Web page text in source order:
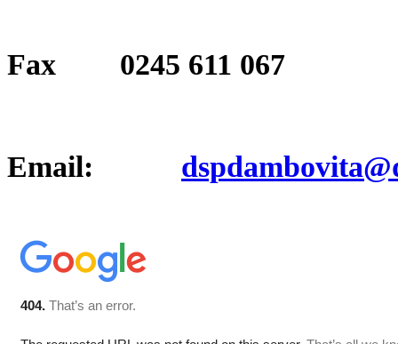
Fax 0245 611 067
Email: